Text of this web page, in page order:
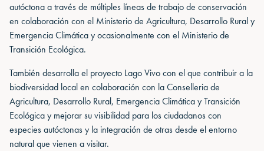
autóctona a través de múltiples líneas de trabajo de conservación
en colaboración con el Ministerio de Agricultura, Desarrollo Rural y
Emergencia Climática y ocasionalmente con el Ministerio de
Transición Ecológica.
También desarrolla el proyecto Lago Vivo con el que contribuir a la
biodiversidad local en colaboración con la Conselleria de
Agricultura, Desarrollo Rural, Emergencia Climática y Transición
Ecológica y mejorar su visibilidad para los ciudadanos con
especies autóctonas y la integración de otras desde el entorno
natural que vienen a visitar.